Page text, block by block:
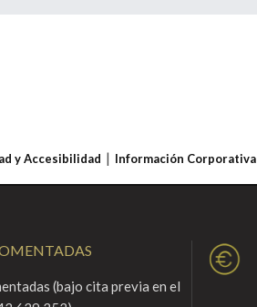
y Accesibilidad Información Corporativa
(bajo cita previa en el